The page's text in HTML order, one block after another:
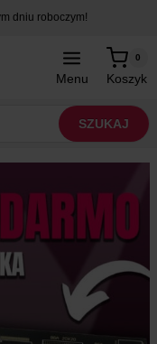
dniu roboczym!
Menu Koszyk
0
SZUKAJ